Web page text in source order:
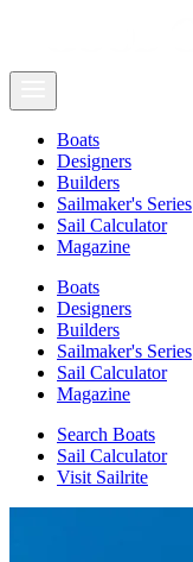
Boats
Designers
Builders
Sailmaker's Series
Sail Calculator
Magazine
Boats
Designers
Builders
Sailmaker's Series
Sail Calculator
Magazine
Search Boats
Sail Calculator
Visit Sailrite